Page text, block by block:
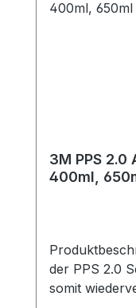
3M PPS 2.0
400ml,
Produktbeschreibung
der PPS 2.0
somit